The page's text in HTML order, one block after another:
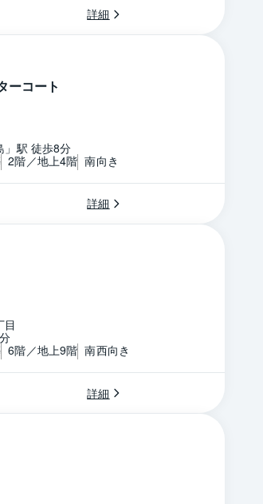
詳細
ーコート
」駅 徒歩8分
2階／地上4階 南向き
詳細
目
6階／地上9階 南西向き
詳細